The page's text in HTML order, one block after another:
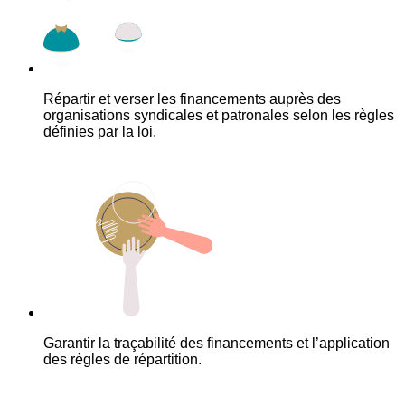
Répartir et verser les financements auprès des
organisations syndicales et patronales selon les règles
définies par la loi.
Garantir la traçabilité des financements et l’application
des règles de répartition.